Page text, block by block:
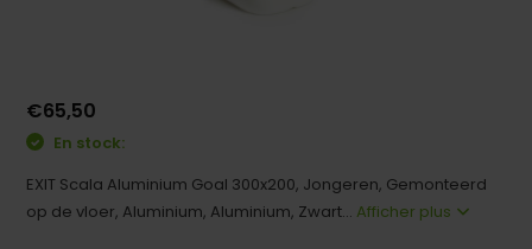
€65,50
En stock:
EXIT Scala Aluminium Goal 300x200, Jongeren, Gemonteerd
op de vloer, Aluminium, Aluminium, Zwart... Afficher plus